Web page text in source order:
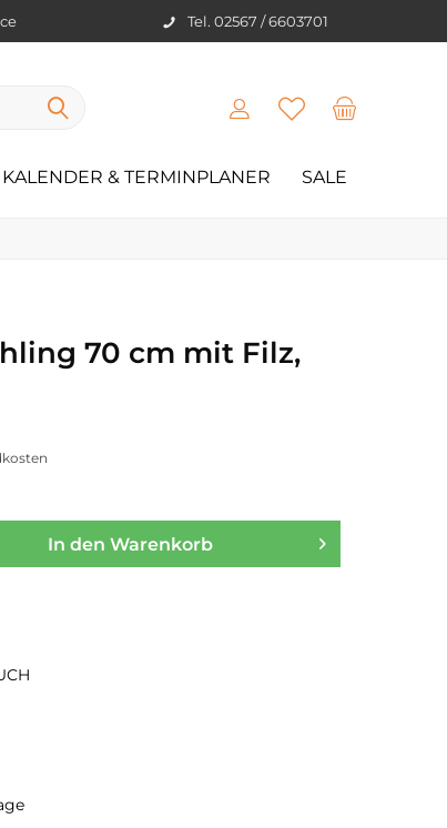
Tel. 02567 / 6603701
KALENDER & TERMINPLANER SALE
70 cm mit Filz,
In den Warenkorb